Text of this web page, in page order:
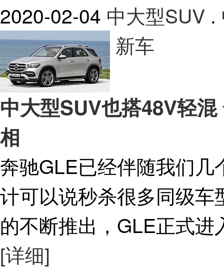
2020-02-04 中大型SUV .
新车
中大型SUV也搭48V轻
相
奔驰GLE已经伴随我们
计可以说秒杀很多同级
的不断推出，GLE正式
[详细]